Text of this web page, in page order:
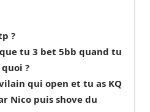
?
tu 3 bet 5bb quand tu
?
qui open et tu as KQ
Nico puis shove du